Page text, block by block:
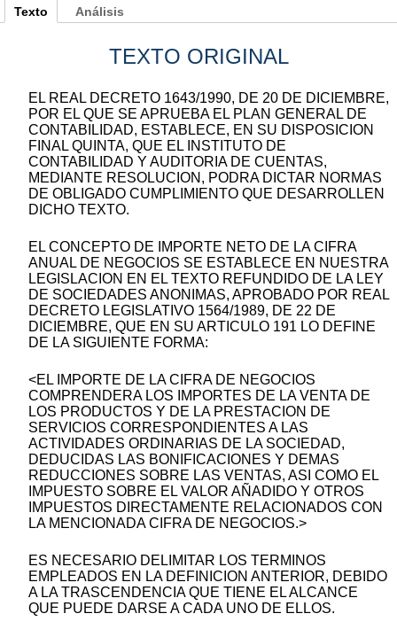
Texto
TEXTO ORIGINAL
EL REAL DECRETO 1643/1990, DE 20 DE DICIEMBRE,
POR EL QUE SE APRUEBA EL PLAN GENERAL DE
CONTABILIDAD, ESTABLECE, EN SU DISPOSICION
FINAL QUINTA, QUE EL INSTITUTO DE
CONTABILIDAD Y AUDITORIA DE CUENTAS,
MEDIANTE RESOLUCION, PODRA DICTAR NORMAS
DE OBLIGADO CUMPLIMIENTO QUE DESARROLLEN
DICHO TEXTO.
EL CONCEPTO DE IMPORTE NETO DE LA CIFRA
ANUAL DE NEGOCIOS SE ESTABLECE EN NUESTRA
LEGISLACION EN EL TEXTO REFUNDIDO DE LA LEY
DE SOCIEDADES ANONIMAS, APROBADO POR REAL
DECRETO LEGISLATIVO 1564/1989, DE 22 DE
DICIEMBRE, QUE EN SU ARTICULO 191 LO DEFINE
DE LA SIGUIENTE FORMA:
<EL IMPORTE DE LA CIFRA DE NEGOCIOS
COMPRENDERA LOS IMPORTES DE LA VENTA DE
LOS PRODUCTOS Y DE LA PRESTACION DE
SERVICIOS CORRESPONDIENTES A LAS
ACTIVIDADES ORDINARIAS DE LA SOCIEDAD,
DEDUCIDAS LAS BONIFICACIONES Y DEMAS
REDUCCIONES SOBRE LAS VENTAS, ASI COMO EL
IMPUESTO SOBRE EL VALOR AÑADIDO Y OTROS
IMPUESTOS DIRECTAMENTE RELACIONADOS CON
LA MENCIONADA CIFRA DE NEGOCIOS.>
ES NECESARIO DELIMITAR LOS TERMINOS
EMPLEADOS EN LA DEFINICION ANTERIOR, DEBIDO
A LA TRASCENDENCIA QUE TIENE EL ALCANCE
QUE PUEDE DARSE A CADA UNO DE ELLOS.
Análisis